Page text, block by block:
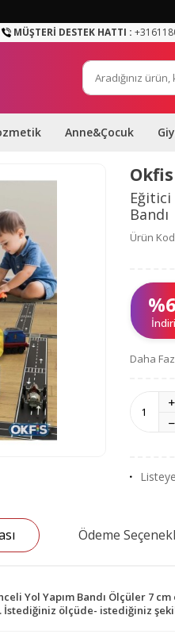
MÜŞTERI DESTEK HATTI :
Anne&Çocuk
Okfis
Eğitici
Bandı
Ürün
%
Daha
Ödeme
Yol Yapım Bandı Ölçüler 7
ölçüde- istediğiniz